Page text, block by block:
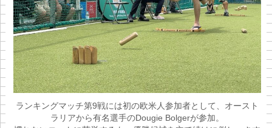
ランキングマッチ第9戦には初の欧米人参加者として、オースト
ラリアから有名選手のDougie Bolgerが参加。